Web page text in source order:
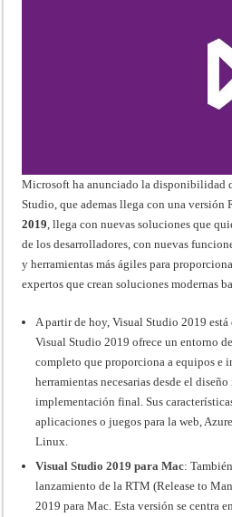
Microsoft ha anunciado la disponibilidad
Studio, que ademas llega con una versión
2019, llega con nuevas soluciones que
de los desarrolladores, con nuevas
y herramientas más ágiles para
expertos que crean soluciones modernas
A partir de hoy, Visual Studio 2019
Visual Studio 2019 ofrece un entorno
completo que proporciona a equipos
herramientas necesarias desde el
implementación final. Sus
aplicaciones o juegos para la web,
Linux.
Visual Studio 2019 para Mac:
lanzamiento de la RTM (Release to
2019 para Mac. Esta versión se centra